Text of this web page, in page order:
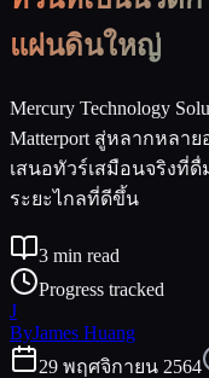
แผ่นดินใหญ่
Mercury Technology
Matterport สู่หลากหล
เสนอทัวร์เสมือนจริงที่
ระยะไกลที่ดีขึ้น
3 min read
Progress tracked
J
ByJames Huang
29 พฤศจิกายน 2564